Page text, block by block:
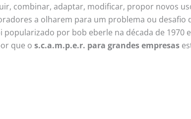
combinar, adaptar, modificar, propor novos
a olharem para um problema ou desafio
por bob eberle na década de 1970
que o s.c.a.m.p.e.r. para grandes empresas